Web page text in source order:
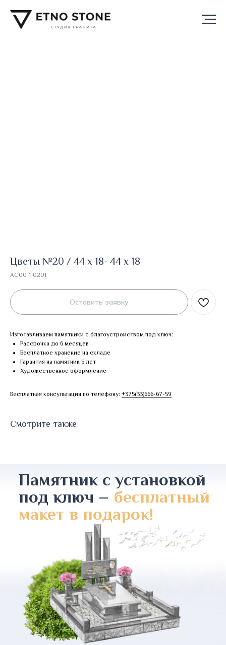
Цветы №20 / 44 х 18- 44 х 18
AC00-T0201
Оставить заявку
Изготавливаем памятники с благоустройством под ключ:
Рассрочка до 6 месяцев
Бесплатное хранение на складе
Гарантия на памятник 5 лет
Художественное оформление
Бесплатная консультация по телефону: +375(33)666-67-59
Смотрите также
Памятник с установкой
под ключ – бесплатный
макет в подарок!